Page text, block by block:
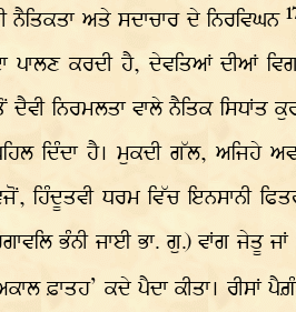
ਨੈਤਿਕਤਾ ਅਤੇ ਸਦਾਚਾਰ ਦੇ ਨਿਰਵਿਘਨ
ਪਾਲਣ ਕਰਦੀ ਹੈ, ਦੇਵਤਿਆਂ ਦੀਆਂ
ਨਿਰਮਲਤਾ ਵਾਲੇ ਨੈਤਿਕ ਸਿਧਾਂਤ
ਦਿੰਦਾ ਹੈ। ਮੁਕਦੀ ਗੱਲ, ਅਜਿਹੇ
ਹਿੰਦੂਤਵੀ ਧਰਮ ਵਿੱਚ ਇਨਸਾਨੀ
ਭੰਨੀ ਜਾਈ ਭਾ. ਗੁ.) ਵਾਂਗ ਜੇਤੂ
ਫ਼ਾਤਹ’ ਕਦੇ ਪੈਦਾ ਕੀਤਾ। ਰੀਸਾਂ